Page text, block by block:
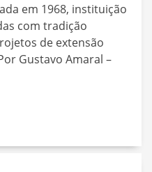
em 1968, instituição
com tradição
de extensão
Gustavo Amaral –